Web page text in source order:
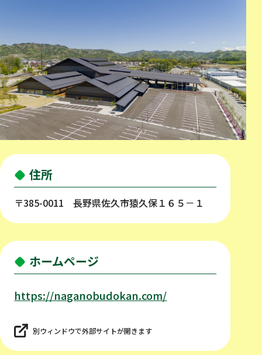
住所
〒385-0011 長野県佐久市猿久保１６５－１
ホームページ
https://naganobudokan.com/
別ウィンドウで外部サイトが開きます